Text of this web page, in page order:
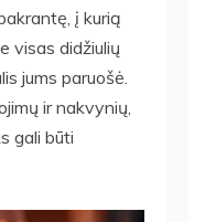
į kurią
visas didžiulių
jums paruošė.
ir nakvynių,
gali būti